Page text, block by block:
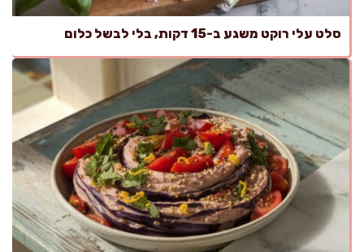
סלט עלי רוקט משגע ב-15 דקות, בלי לבשל כלום